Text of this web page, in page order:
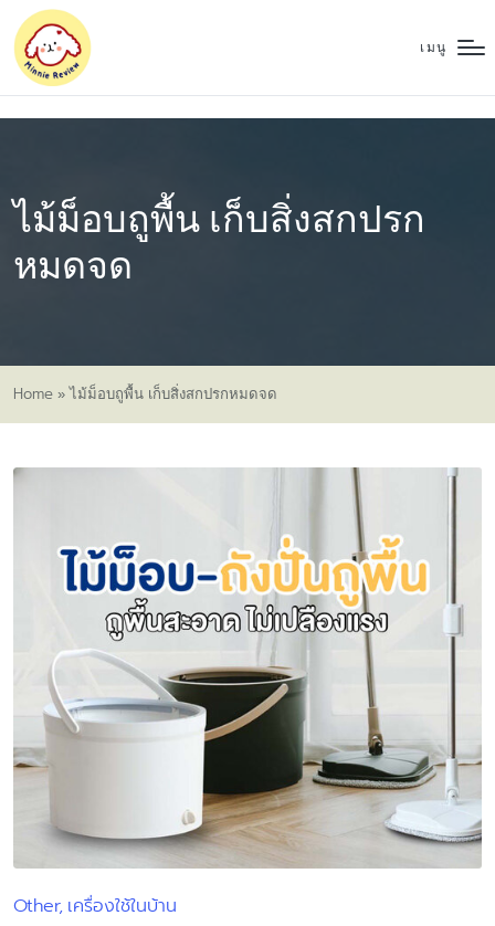
เมนู
ไม้ม็อบถูพื้น เก็บสิ่งสกปรก
หมดจด
Home »ไม้ม็อบถูพื้น เก็บสิ่งสกปรกหมดจด
Posted
Other เครื่องใช้ในบ้าน